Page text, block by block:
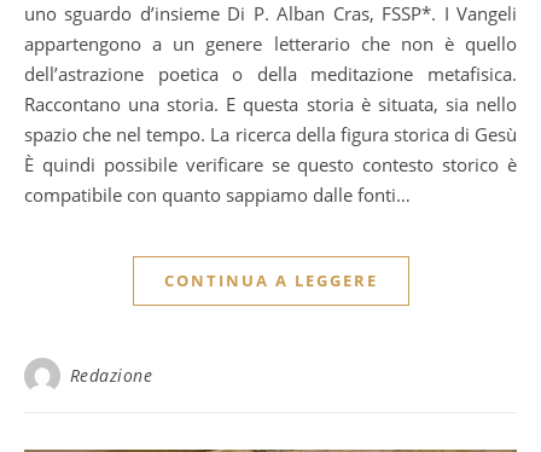
uno sguardo d’insieme Di P. Alban Cras, FSSP*. I Vangeli
appartengono a un genere letterario che non è quello
dell’astrazione poetica o della meditazione metafisica.
Raccontano una storia. E questa storia è situata, sia nello
spazio che nel tempo. La ricerca della figura storica di Gesù
È quindi possibile verificare se questo contesto storico è
compatibile con quanto sappiamo dalle fonti…
CONTINUA A LEGGERE
Redazione